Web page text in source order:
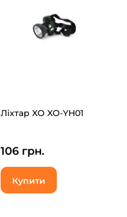
Ліхтар XO XO-YH01
106 грн.
Купити